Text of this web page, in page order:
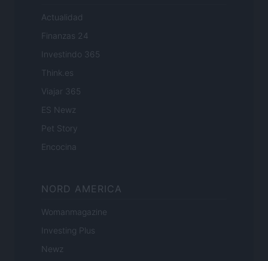
Actualidad
Finanzas 24
Investindo 365
Think.es
Viajar 365
ES Newz
Pet Story
Encocina
NORD AMERICA
Womanmagazine
Investing Plus
Newz